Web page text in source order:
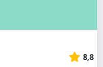
8,8